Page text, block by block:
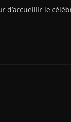
d’accueillir le